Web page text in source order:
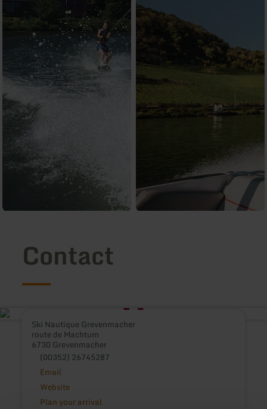
Contact
Ski Nautique Grevenmacher
route de Machtum
6730 Grevenmacher
(00352) 26745287
Email
Website
Plan your arrival